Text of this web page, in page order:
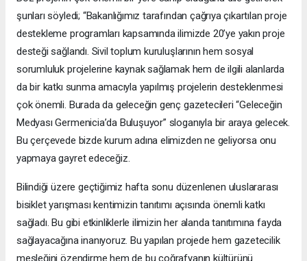
şunları söyledi; “Bakanlığımız tarafından çağrıya çıkartılan proje
destekleme programları kapsamında ilimizde 20’ye yakın proje
desteği sağlandı. Sivil toplum kuruluşlarının hem sosyal
sorumluluk projelerine kaynak sağlamak hem de ilgili alanlarda
da bir katkı sunma amacıyla yapılmış projelerin desteklenmesi
çok önemli. Burada da geleceğin genç gazetecileri “Geleceğin
Medyası Germenicia’da Buluşuyor” sloganıyla bir araya gelecek.
Bu çerçevede bizde kurum adına elimizden ne geliyorsa onu
yapmaya gayret edeceğiz.
Bilindiği üzere geçtiğimiz hafta sonu düzenlenen uluslararası
bisiklet yarışması kentimizin tanıtımı açısında önemli katkı
sağladı. Bu gibi etkinliklerle ilimizin her alanda tanıtımına fayda
sağlayacağına inanıyoruz. Bu yapılan projede hem gazetecilik
mesleğini özendirme hem de bu coğrafyanın kültürünü